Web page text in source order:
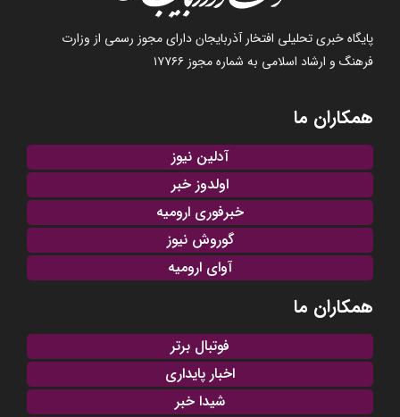
پایگاه خبری تحلیلی افتخار آذربایجان دارای مجوز رسمی از وزارت
فرهنگ و ارشاد اسلامی به شماره مجوز ۱۷۷۶۶
همکاران ما
آدلین نیوز
اولدوز خبر
خبرفوری ارومیه
گوروش نیوز
آوای ارومیه
همکاران ما
فوتبال برتر
اخبار پایداری
شیدا خبر